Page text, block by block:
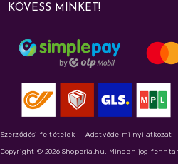
KÖVESS MINKET!
Szerződési feltételek Adatvédelmi nyilatkozat
Copyright © 2026 Shoperia.hu. Minden jog